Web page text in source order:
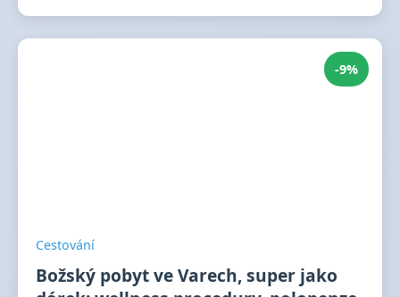
-9%
Cestování
Božský pobyt ve Varech, super jako